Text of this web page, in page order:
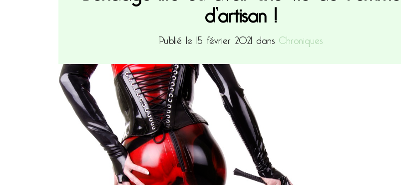
d’artisan !
Publié le 15 février 2021 dans Chroniques